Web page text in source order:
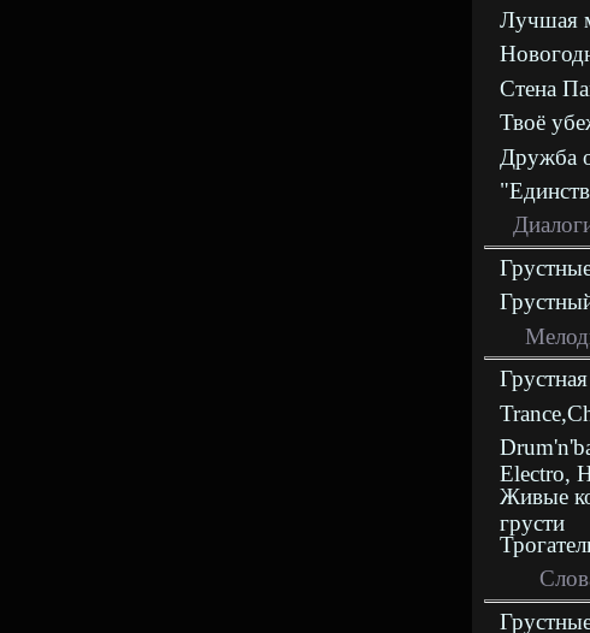
Лучшая
Стена
Твоё
Дружба
Electro,
Живые
грусти